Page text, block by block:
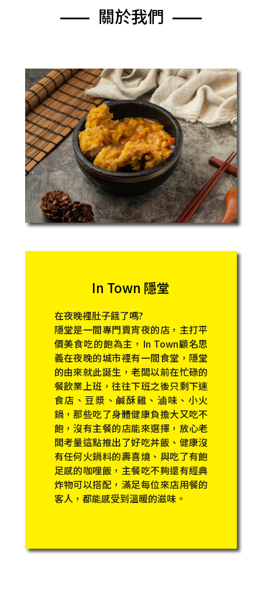
關於我們
In Town 隱堂
在夜晚裡肚子餓了嗎?
隱堂是一間專門賣宵夜的店，主打平
價美食吃的飽為主，In Town顧名思
義在夜晚的城市裡有一間食堂，隱堂
的由來就此誕生，老闆以前在忙碌的
餐飲業上班，往往下班之後只剩下速
食店、豆漿、鹹酥雞、滷味、小火
鍋，那些吃了身體健康負擔大又吃不
飽，沒有主餐的店能來選擇，放心老
闆考量這點推出了好吃丼飯、健康沒
有任何火鍋料的壽喜燒、與吃了有飽
足感的咖哩飯，主餐吃不夠還有經典
炸物可以搭配，滿足每位來店用餐的
客人，都能感受到溫暖的滋味。